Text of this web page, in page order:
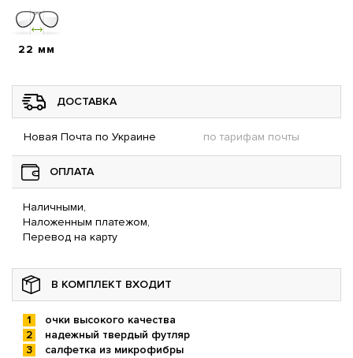
22 мм
ДОСТАВКА
Новая Почта по Украине по тарифам почты
ОПЛАТА
Наличными,
Наложенным платежом,
Перевод на карту
В КОМПЛЕКТ ВХОДИТ
очки высокого качества
надежный твердый футляр
салфетка из микрофибры